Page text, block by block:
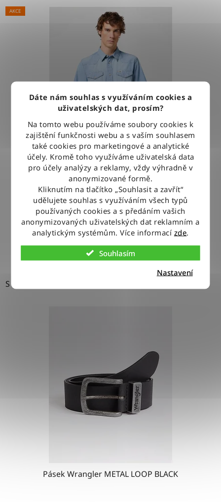
Dáte nám souhlas s využíváním cookies a
uživatelských dat, prosím?
Na tomto webu používáme soubory cookies k
zajištění funkčnosti webu a s vaším souhlasem
také cookies pro marketingové a analytické
účely. Kromě toho využíváme uživatelská data
pro účely analýzy a reklamy, vždy výhradně v
anonymizované formě.
Kliknutím na tlačítko „Souhlasit a zavřít“
udělujete souhlas s využíváním všech typů
používaných cookies a s předáním vašich
anonymizovaných uživatelských dat reklamním a
analytickým systémům. Více informací zde.
Souhlasím
Nastavení
AKCE
Košile Wrangler WESTERN SHIRT LIGHT STONE
1 279 Kč
DETAIL
S
Pásek Wrangler METAL LOOP BLACK